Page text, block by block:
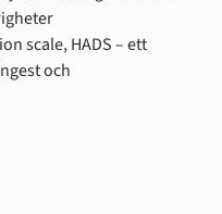
scale, HADS – ett
och